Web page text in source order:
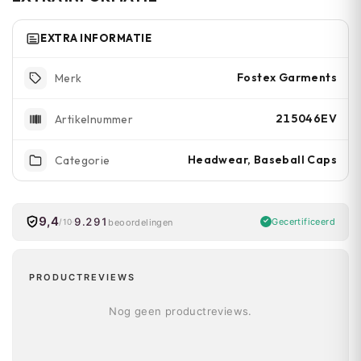
beschadiging te voorkomen.
EXTRA INFORMATIE
Merk Fostex Garments
Artikelnummer 215046EV
Categorie Headwear, Baseball Caps
9,4/10 9.291 beoordelingen Gecertificeerd
PRODUCTREVIEWS
Nog geen productreviews.